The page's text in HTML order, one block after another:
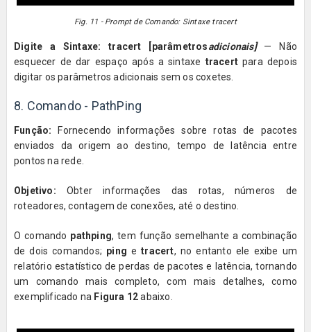
Fig. 11 - Prompt de Comando: Sintaxe tracert
Digite a Sintaxe: tracert [parâmetrosadicionais]
— Não
esquecer de dar espaço após a sintaxe tracertpara depois
digitar os parâmetros adicionais sem os coxetes.
8. Comando - PathPing
Função: Fornecendo informações sobre rotas de pacotes
enviados da origem ao destino, tempo de latência entre
pontos na rede.
Objetivo: Obter informações das rotas, números de
roteadores, contagem de conexões, até o destino.
O comando pathping, tem função semelhante a combinação
de dois comandos; ping etracert, no entanto ele exibe um
relatório estatístico de perdas de pacotes e latência, tornando
um comando mais completo, com mais detalhes, como
exemplificado na Figura 12abaixo.